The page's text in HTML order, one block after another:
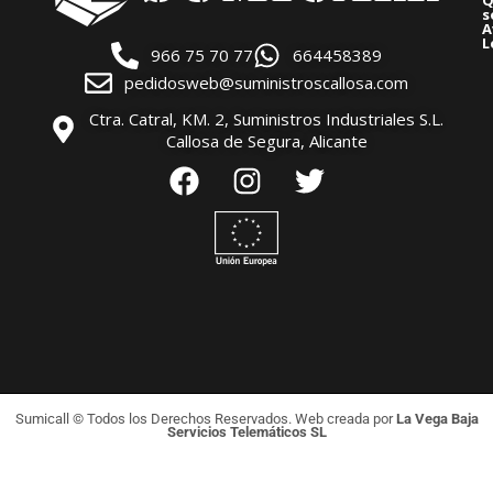
966 75 70 77
664458389
pedidosweb@suministroscallosa.com
Ctra. Catral, KM. 2, Suministros Industriales S.L.
Callosa de Segura, Alicante
Sumicall © Todos los Derechos Reservados. Web creada porLa Vega Baja
Servicios Telemáticos SL